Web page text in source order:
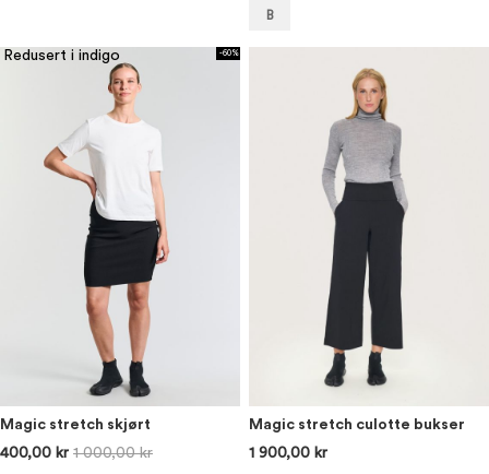
B
-60%
Redusert i indigo
Magic stretch skjørt
400,00 kr 1 000,00 kr
Magic stretch culotte bukser
1 900,00 kr